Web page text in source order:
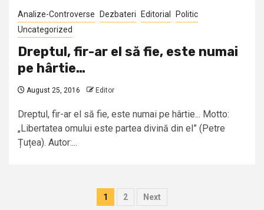
Analize-Controverse Dezbateri Editorial
Politic
Uncategorized
Dreptul, fir-ar el să fie, este numai
pe hârtie…
August 25, 2016 Editor
Dreptul, fir-ar el să fie, este numai pe hârtie... Motto:
„Libertatea omului este partea divină din el” (Petre
Țuțea). Autor:...
Posts
1 2 Next